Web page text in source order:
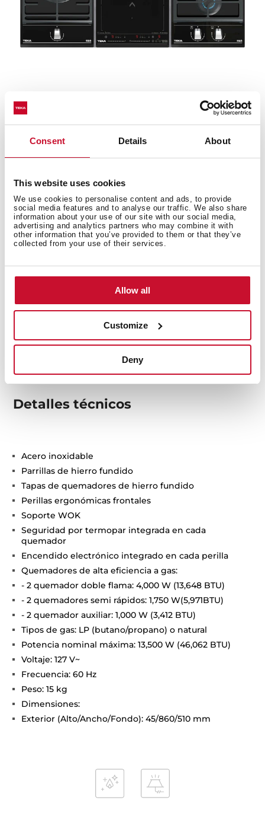
Consent Details About
This website uses cookies
We use cookies to personalise content and ads, to provide
social media features and to analyse our traffic. We also share
information about your use of our site with our social media,
advertising and analytics partners who may combine it with
other information that you’ve provided to them or that they’ve
collected from your use of their services.
Allow all
Customize
Deny
Descubre las mejores recetas para el día a
nuestras colecciones de recetas y atrévete a probarlas.
+ Ver recetas
Detalles técnicos
Acero inoxidable
Parrillas de hierro fundido
Tapas de quemadores de hierro fundido
Perillas ergonómicas frontales
Soporte WOK
Seguridad por termopar integrada en cada
quemador
Encendido electrónico integrado en cada perilla
Quemadores de alta eficiencia a gas:
- 2 quemador doble flama: 4,000 W (13,648 BTU)
- 2 quemadores semi rápidos: 1,750 W(5,971BTU)
- 2 quemador auxiliar: 1,000 W (3,412 BTU)
Tipos de gas: LP (butano/propano) o natural
Potencia nominal máxima: 13,500 W (46,062 BTU)
Voltaje: 127 V~
Frecuencia: 60 Hz
Peso: 15 kg
Dimensiones:
Exterior (Alto/Ancho/Fondo): 45/860/510 mm